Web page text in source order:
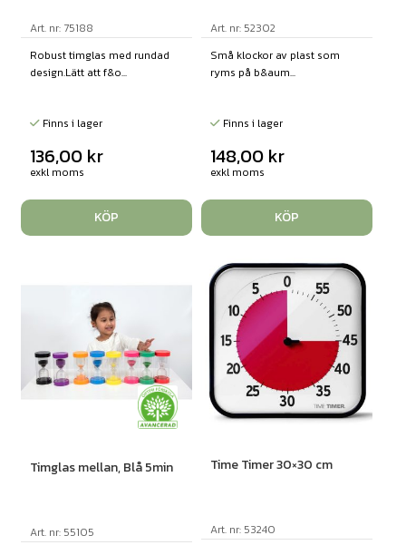
Art. nr: 75188
Robust timglas med rundad
design.Lätt att f&o...
Finns i lager
136,00 kr
exkl moms
KÖP
Art. nr: 52302
Små klockor av plast som
ryms på b&aum...
Finns i lager
148,00 kr
exkl moms
KÖP
Timglas mellan, Blå 5min
Art. nr: 55105
Time Timer 30×30 cm
Art. nr: 53240